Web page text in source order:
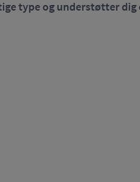
type og understøtter dig